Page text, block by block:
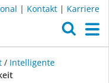
| Kontakt | Karriere
/ Intelligente